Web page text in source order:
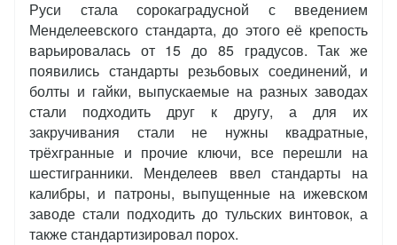
Руси стала сорокаградусной с введением
Менделеевского стандарта, до этого её крепость
варьировалась от 15 до 85 градусов. Так же
появились стандарты резьбовых соединений, и
болты и гайки, выпускаемые на разных заводах
стали подходить друг к другу, а для их
закручивания стали не нужны квадратные,
трёхгранные и прочие ключи, все перешли на
шестигранники. Менделеев ввел стандарты на
калибры, и патроны, выпущенные на ижевском
заводе стали подходить до тульских винтовок, а
также стандартизировал порох.